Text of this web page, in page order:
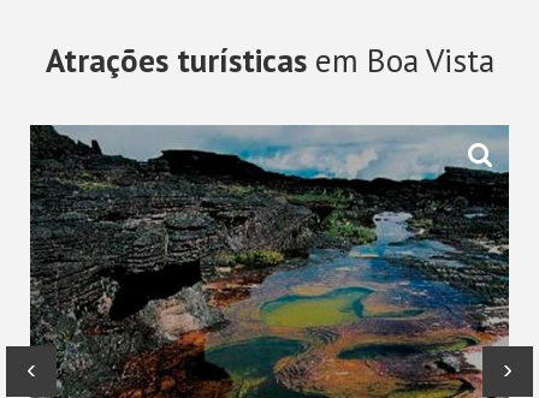
Atrações turísticasem Boa Vista
‹ ›